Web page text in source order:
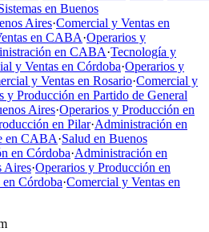
en Buenos
Aires·Comercial y Ventas en
en CABA·Operarios y
en CABA·Tecnología y
y Ventas en Córdoba·Operarios y
y Ventas en Rosario·Comercial y
y Producción en Partido de General
Aires·Operarios y Producción en
en Pilar·Administración en
en CABA·Salud en Buenos
en Córdoba·Administración en
Aires·Operarios y Producción en
Córdoba·Comercial y Ventas en